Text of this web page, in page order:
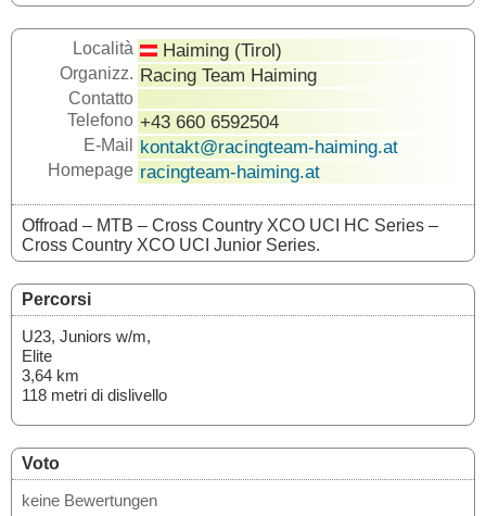
Località Haiming (Tirol)
Organizz. Racing Team Haiming
Contatto
Telefono +43 660 6592504
E-Mail kontakt@racingteam-haiming.at
Homepage racingteam-haiming.at
Offroad – MTB – Cross Country XCO UCI HC Series –
Cross Country XCO UCI Junior Series.
Percorsi
U23, Juniors w/m,
Elite
3,64 km
118 metri di dislivello
Voto
keine Bewertungen